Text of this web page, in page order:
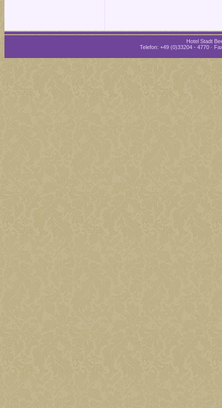
Hotel Stadt
Telefon: +49 (0)33204 - 4770 ·